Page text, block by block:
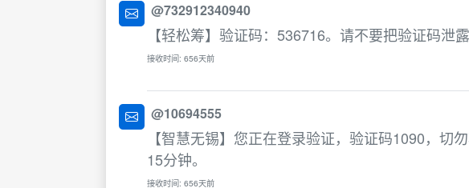
@732912340940
【轻松筹】验证码：536716。请不要把验证码泄
接收时间: 656天前
@10694555
【智慧无锡】您正在登录验证，验证码1090，切
15分钟。
接收时间: 656天前